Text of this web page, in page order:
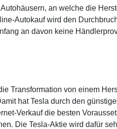
an welche die
Autokauf wird den
an davon keine
Transformation von einem
hat Tesla durch den
Verkauf die besten
Die Tesla-Aktie wird dafür